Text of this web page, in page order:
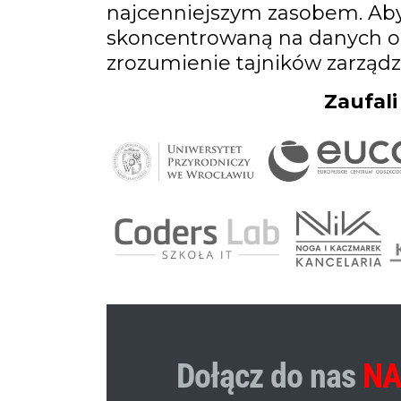
najcenniejszym zasobem.
skoncentrowaną na danych
zrozumienie tajników
Dołącz do nas Live